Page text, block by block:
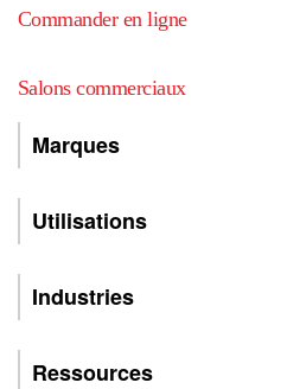
Commander en ligne
Salons commerciaux
Marques
Utilisations
Industries
Ressources